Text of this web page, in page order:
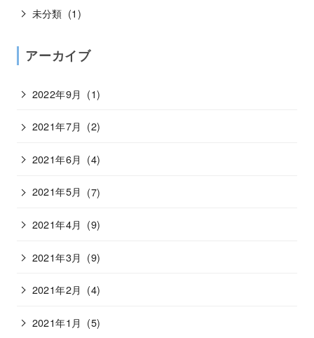
未分類 (1)
アーカイブ
2022年9月 (1)
2021年7月 (2)
2021年6月 (4)
2021年5月 (7)
2021年4月 (9)
2021年3月 (9)
2021年2月 (4)
2021年1月 (5)